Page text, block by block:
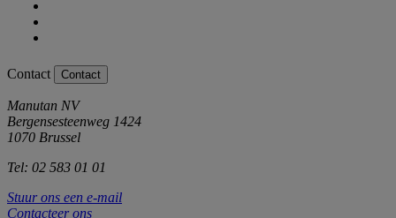
Contact Contact
Manutan NV
Bergensesteenweg 1424
1070 Brussel
Tel: 02 583 01 01
Stuur ons een e-mail
Contacteer ons